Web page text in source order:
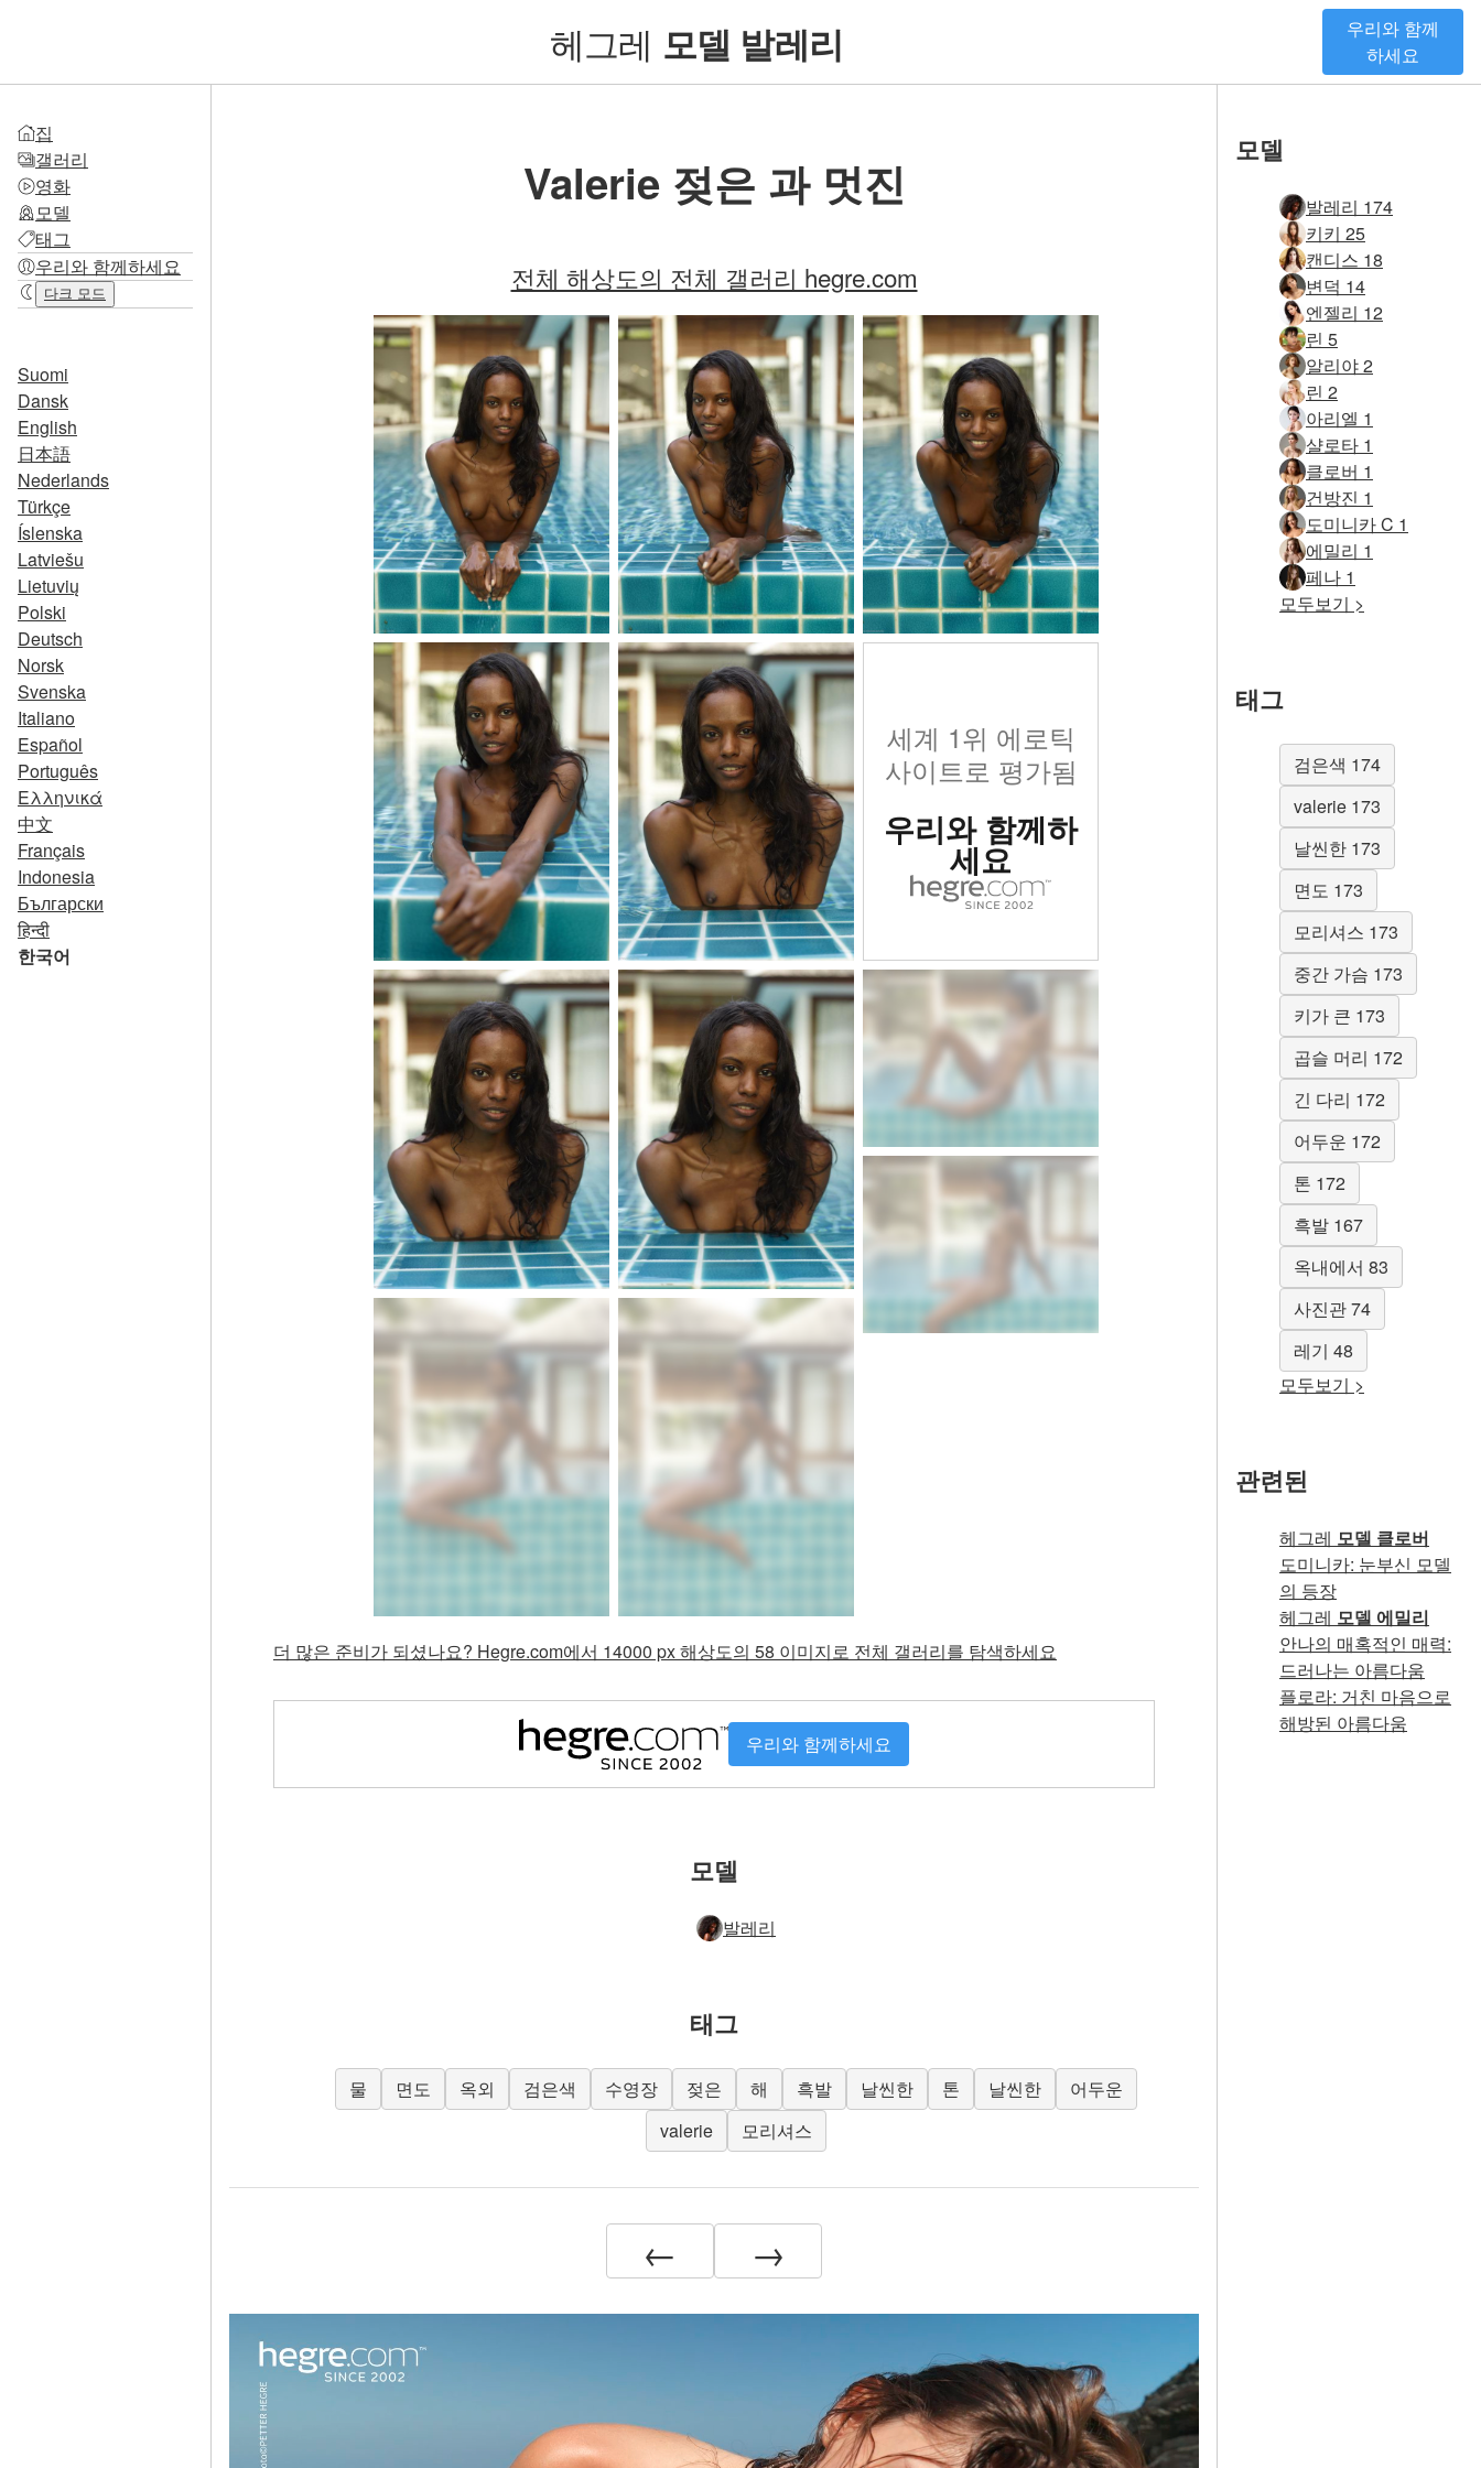
헤그레 모델 발레리
우리와 함께
하세요
집
갤러리
영화
모델
태그
우리와 함께하세요
다크 모드
Suomi
Dansk
English
日本語
Nederlands
Türkçe
Íslenska
Latviešu
Lietuvių
Polski
Deutsch
Norsk
Svenska
Italiano
Español
Português
Ελληνικά
中文
Français
Indonesia
Български
हिन्दी
한국어
Valerie 젖은 과 멋진
전체 해상도의 전체 갤러리 hegre.com
세계 1위 에로틱
사이트로 평가됨
우리와 함께하
세요
더 많은 준비가 되셨나요? Hegre.com에서 14000 px 해상도의 58 이미지로 전체 갤러리를 탐색하세요
우리와 함께하세요
모델
발레리
태그
물 면도 옥외 검은색 수영장 젖은 해 흑발 날씬한 톤 날씬한
어두운
valerie
모리셔스
← →
모델
발레리 174
키키 25
캔디스 18
변덕 14
엔젤리 12
린 5
알리야 2
린 2
아리엘 1
샬로타 1
클로버 1
건방진 1
도미니카 C 1
에밀리 1
페나 1
모두보기 >
태그
검은색 174
valerie 173
날씬한 173
면도 173
모리셔스 173
중간 가슴 173
키가 큰 173
곱슬 머리 172
긴 다리 172
어두운 172
톤 172
흑발 167
옥내에서 83
사진관 74
레기 48
모두보기 >
관련된
헤그레 모델 클로버
도미니카: 눈부신 모델
의 등장
헤그레 모델 에밀리
안나의 매혹적인 매력:
드러나는 아름다움
플로라: 거친 마음으로
해방된 아름다움